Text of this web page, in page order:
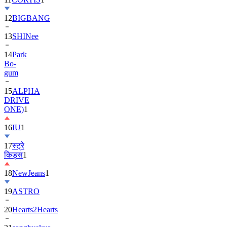
13SHINee
14Park
Bo-
gum
15ALPHA
DRIVE
ONE)1
16IU1
17स्ट्रे
किड्स
18NewJeans
19ASTRO
20Hearts2Hearts
21songhyekyo